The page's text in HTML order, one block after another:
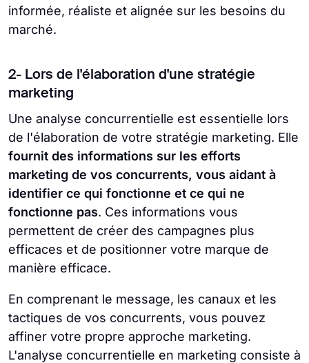
informée, réaliste et alignée sur les besoins du
marché.
2- Lors de l'élaboration d'une stratégie
marketing
Une analyse concurrentielle est essentielle lors
de l'élaboration de votre stratégie marketing. Elle
fournit des informations sur les efforts
marketing de vos concurrents, vous aidant à
identifier ce qui fonctionne et ce qui ne
fonctionne pas. Ces informations vous
permettent de créer des campagnes plus
efficaces et de positionner votre marque de
manière efficace.
En comprenant le message, les canaux et les
tactiques de vos concurrents, vous pouvez
affiner votre propre approche marketing.
L'analyse concurrentielle en marketing consiste à